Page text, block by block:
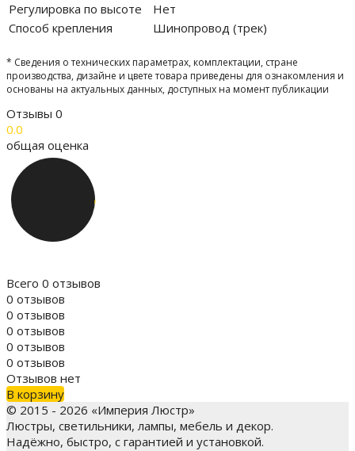
Регулировка по высоте
Нет
Способ крепления
Шинопровод (трек)
* Сведения о технических параметрах, комплектации, стране
производства, дизайне и цвете товара приведены для ознакомления и
основаны на актуальных данных, доступных на момент публикации
Отзывы 0
0.0
общая оценка
Всего 0 отзывов
0 отзывов
0 отзывов
0 отзывов
0 отзывов
0 отзывов
Отзывов нет
В корзину
© 2015 - 2026 «Империя Люстр»
Люстры, светильники, лампы, мебель и декор.
Надёжно, быстро, с гарантией и установкой.